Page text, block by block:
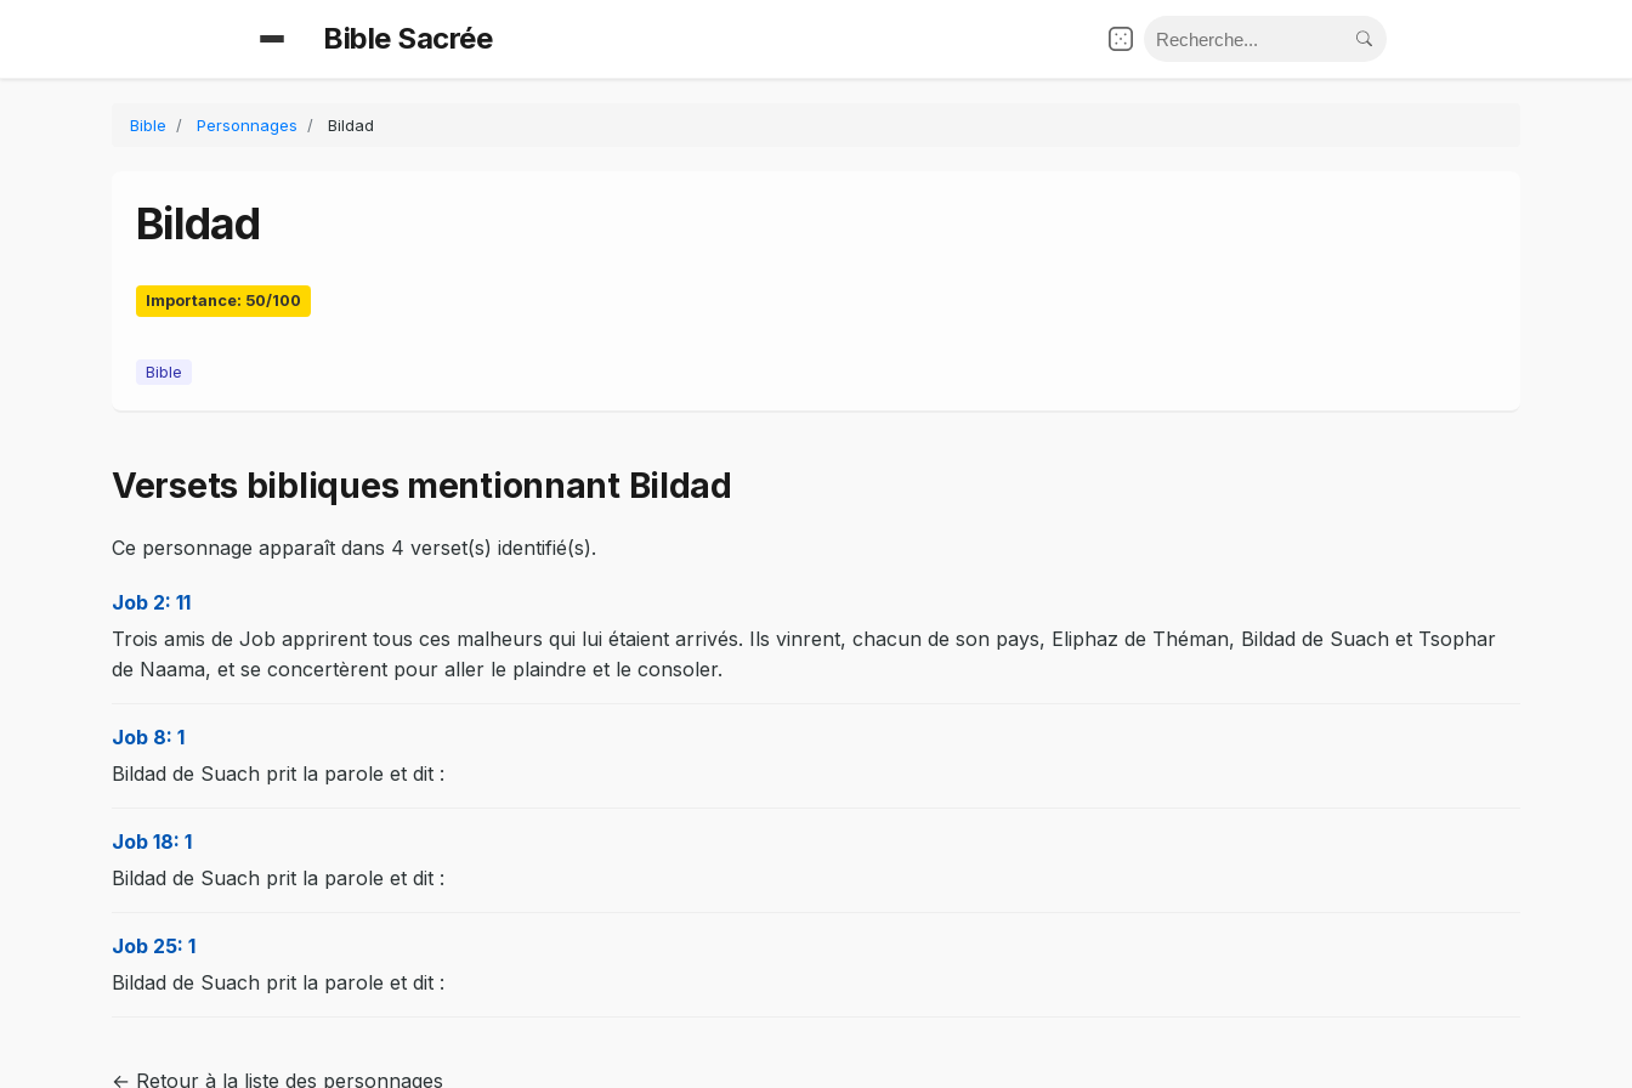
Bible Sacrée
Bible Personnages Bildad
Bildad
Importance: 50/100
Bible
Versets bibliques mentionnant Bildad
Ce personnage apparaît dans 4 verset(s) identifié(s).
Job 2: 11
Trois amis de Job apprirent tous ces malheurs qui lui étaient arrivés. Ils vinrent, chacun de son pays, Eliphaz de Théman, Bildad de Suach et Tsophar
de Naama, et se concertèrent pour aller le plaindre et le consoler.
Job 8: 1
Bildad de Suach prit la parole et dit :
Job 18: 1
Bildad de Suach prit la parole et dit :
Job 25: 1
Bildad de Suach prit la parole et dit :
← Retour à la liste des personnages